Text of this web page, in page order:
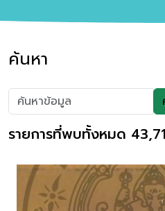
ค้นหา
รายการที่พบทั้งหมด